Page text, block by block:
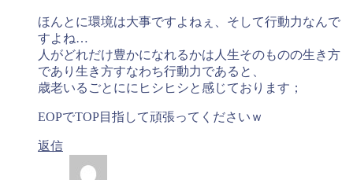
ほんとに環境は大事ですよねぇ、そして行動力なんで
すよね…
人がどれだけ豊かになれるかは人生そのものの生き方
であり生き方すなわち行動力であると、
歳老いるごとににヒシヒシと感じております；
EOPでTOP目指して頑張ってくださいｗ
返信